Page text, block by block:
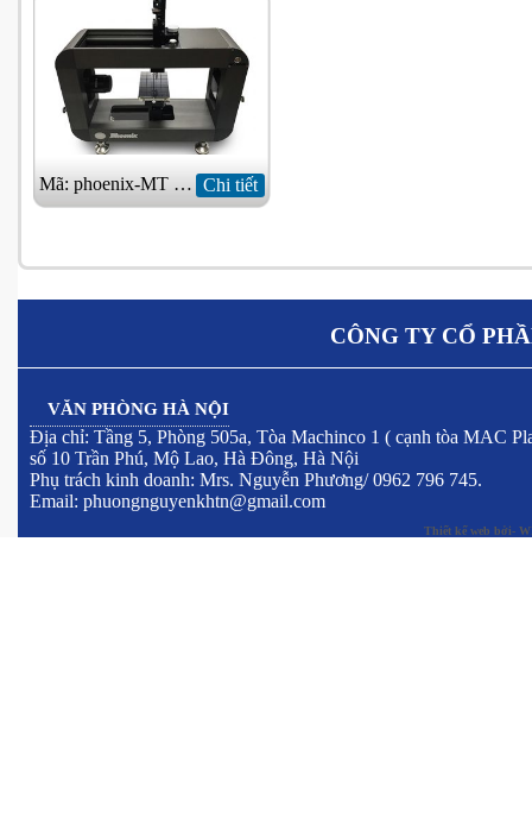
Mã: phoenix-MT (M) Chi tiết
CÔNG TY CỔ
VĂN PHÒNG HÀ NỘI
Địa chỉ: Tầng 5, Phòng 505a, Tòa Machinco 1 ( cạnh tòa MAC
số 10 Trần Phú, Mộ Lao, Hà Đông, Hà Nội
Phụ trách kinh doanh: Mrs. Nguyễn Phương/ 0962 796 745.
Email: phuongnguyenkhtn@gmail.com
Thiết kế web bởi-